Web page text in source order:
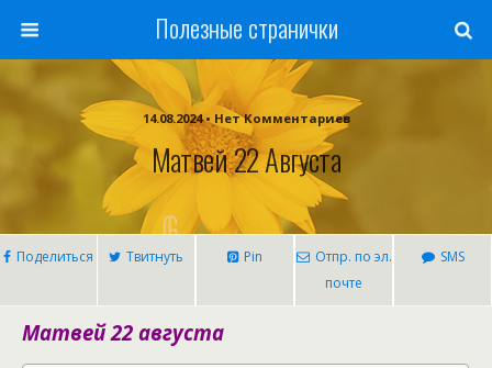
Полезные странички
14.08.2024 • Нет Комментариев
Матвей 22 Августа
Поделиться Твитнуть Pin
Отпр. по эл.
почте
SMS
Матвей 22 августа